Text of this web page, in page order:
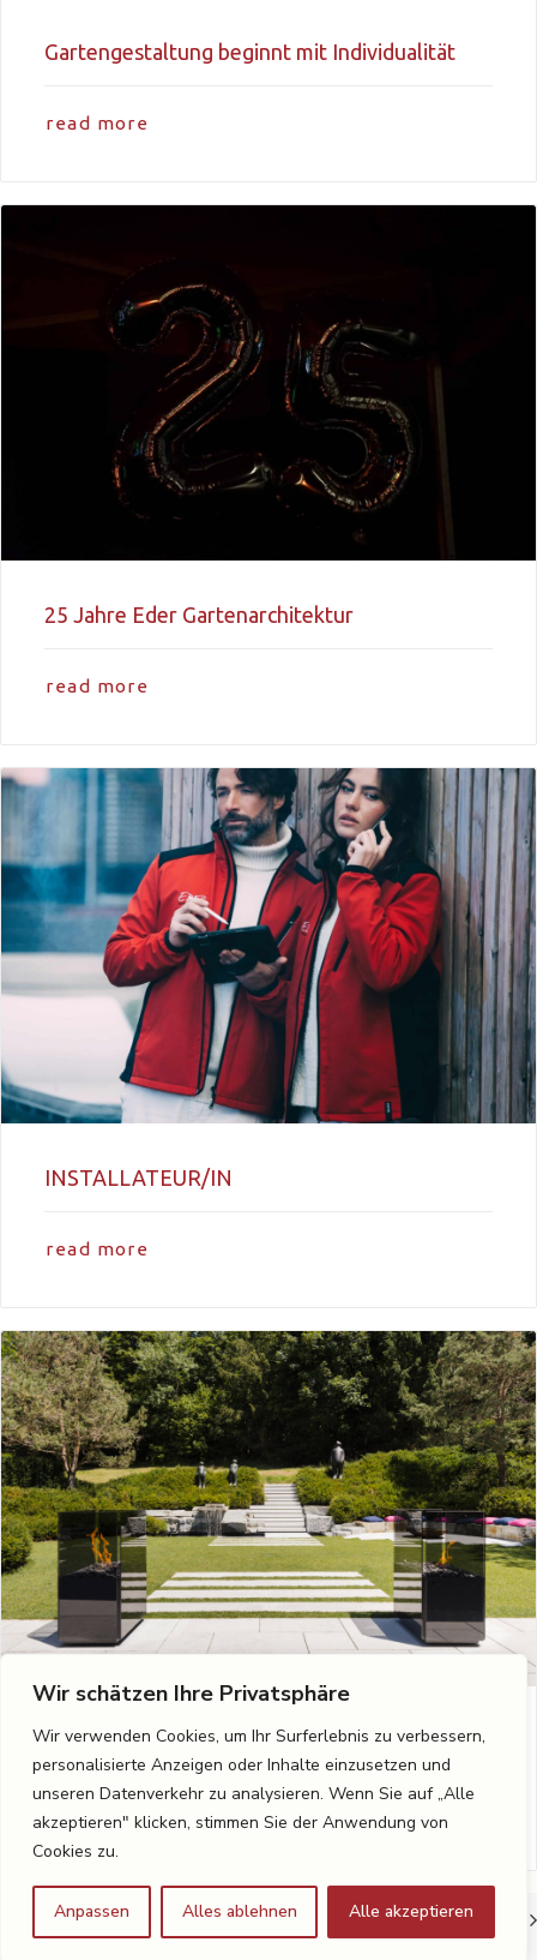
Wir schätzen Ihre Privatsphäre
Wir verwenden Cookies, um Ihr Surferlebnis zu verbessern,
personalisierte Anzeigen oder Inhalte einzusetzen und
unseren Datenverkehr zu analysieren. Wenn Sie auf „Alle
akzeptieren" klicken, stimmen Sie der Anwendung von
Cookies zu.
Anpassen Alles ablehnen Alle akzeptieren
Gartengestaltung beginnt mit Individualität
read more
25 Jahre Eder Gartenarchitektur
read more
INSTALLATEUR/IN
read more
Stilvoll entspannen im Grünen
read more
1 2 3 10